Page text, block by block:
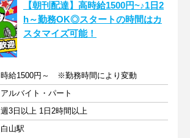
【朝刊配達】高時給1500円~♪1日2
h～勤務OK◎スタートの時間はカ
スタマイズ可能！
時給1500円～ ※勤務時間により変動
アルバイト・パート
週3日以上 1日2時間以上
白山駅